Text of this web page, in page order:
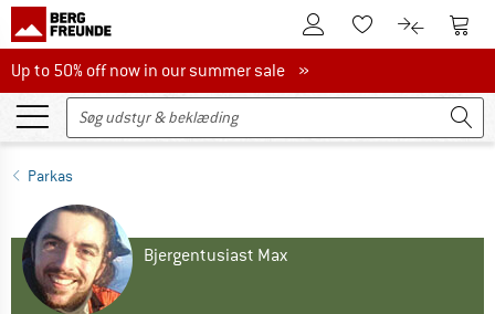
Til kundekontoenTil huskesedlen.
Til Til
Up to 50% off now in our summer sale
Up to 50% off now in our summer sale »
Parkas
Bjergentusiast Max